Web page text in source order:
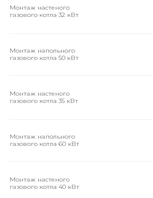
Монтаж настеного
газового котла 32 кВт
Монтаж напольного
газового котла 50 кВт
Монтаж настеного
газового котла 35 кВт
Монтаж напольного
газового котла 60 кВт
Монтаж настеного
газового котла 40 кВт